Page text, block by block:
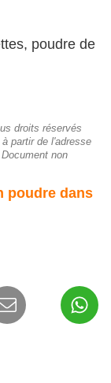
poudre de
droits réservés
partir de l'adresse
non
poudre dans